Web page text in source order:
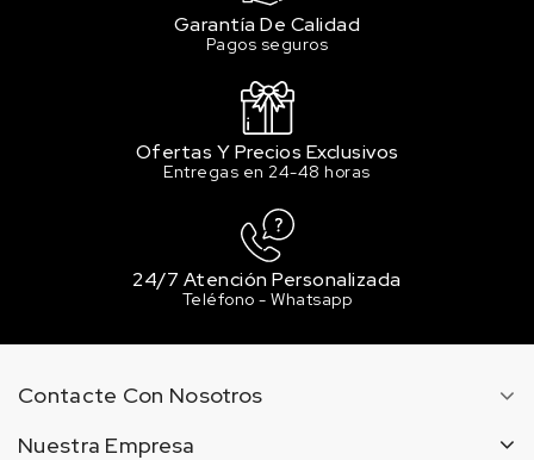
Garantía De Calidad
Pagos seguros
Ofertas Y Precios Exclusivos
Entregas en 24-48 horas
24/7 Atención Personalizada
Teléfono - Whatsapp
Contacte Con Nosotros
Nuestra Empresa